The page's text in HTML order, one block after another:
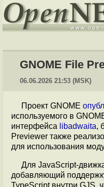
GNOME File
06.06.2026 21:53 (MSK)
Проект GNOME
используемого в
интерфейса libadwaita,
Previewer также
для использования
Для JavaScript-
добавляющий
TypeScript внутри GJS,